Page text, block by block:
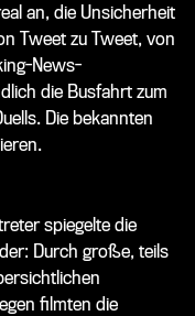
an, die Unsicherheit
Tweet zu Tweet, von
News-
die Busfahrt zum
Die bekannten
spiegelte die
Durch große, teils
filmten die